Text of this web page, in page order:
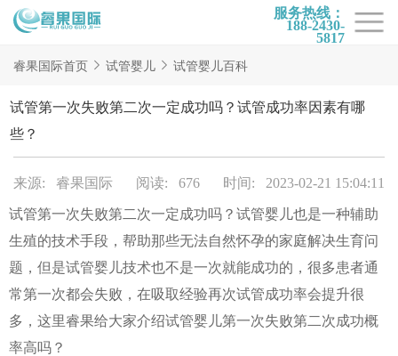
服务热线：
188-2430-
5817
首页
试管项目
试管百科
试管医院
睿果国际
睿果国际首页 试管婴儿 试管婴儿百科
试管第一次失败第二次一定成功吗？试管成功率因素有哪
些？
来源: 睿果国际 阅读: 676 时间: 2023-02-21 15:04:11
试管第一次失败第二次一定成功吗？试管婴儿也是一种辅助
生殖的技术手段，帮助那些无法自然怀孕的家庭解决生育问
题，但是试管婴儿技术也不是一次就能成功的，很多患者通
常第一次都会失败，在吸取经验再次试管成功率会提升很
多，这里睿果给大家介绍试管婴儿第一次失败第二次成功概
率高吗？